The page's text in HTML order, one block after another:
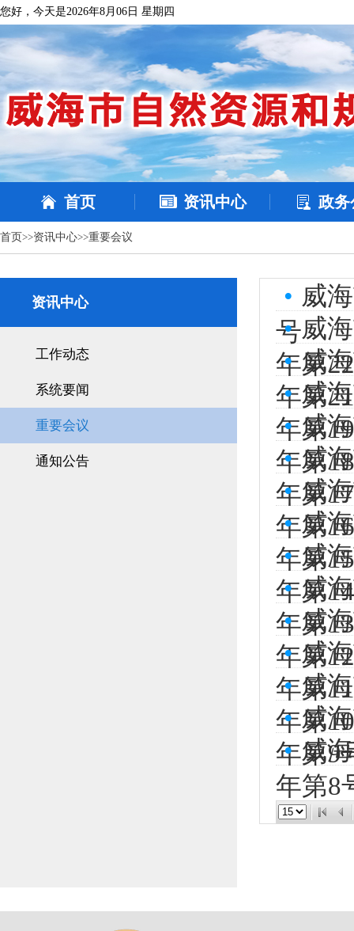
您好，今天是2026年8月06日 星期四
首页 资讯中心 政务
首页>>资讯中心>>重要会议
资讯中心
工作动态
系统要闻
重要会议
通知公告
• 威
号
• 威
年第
• 威
年第
• 威
年第
• 威
年第
• 威
年第
• 威
年第
• 威
年第
• 威
年第
• 威
年第
• 威
年第
• 威
年第
• 威
年第
• 威
年第9
• 威
年第8